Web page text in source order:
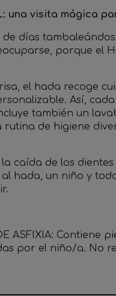
una visita mágica
de días
porque el
el hada recoge
Así,
también un
de higiene
caída de los
hada, un niño y
ASFIXIA: Contiene
por el niño/a. No